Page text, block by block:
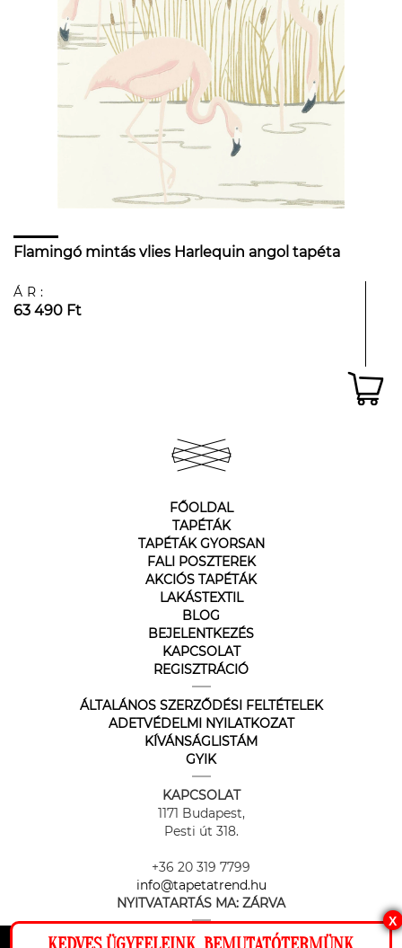
Flamingó mintás vlies Harlequin angol tapéta
ÁR:
63 490 Ft
FŐOLDAL
TAPÉTÁK
TAPÉTÁK GYORSAN
FALI POSZTEREK
AKCIÓS TAPÉTÁK
LAKÁSTEXTIL
BLOG
BEJELENTKEZÉS
KAPCSOLAT
REGISZTRÁCIÓ
ÁLTALÁNOS SZERZŐDÉSI FELTÉTELEK
ADETVÉDELMI NYILATKOZAT
KÍVÁNSÁGLISTÁM
GYIK
KAPCSOLAT
1171 Budapest,
Pesti út 318.
+36 20 319 7799
info@tapetatrend.hu
NYITVATARTÁS MA: ZÁRVA
X